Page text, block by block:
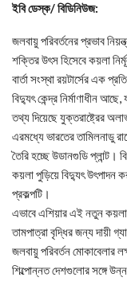
ইবি ডেস্ক/ বিডিনিউজ:
জলবায়ু পরিবর্তনের প্রভাব
শক্তির উৎস হিসেবে কয়লা
বার্তা সংস্থা রয়টার্সের এক
বিদ্যুৎ কেন্দ্র নির্মাণাধীন
তথ্য দিয়েছে যুক্তরাষ্ট্রের
এরমধ্যে ভারতের তামিলনাডু
তৈরি হচ্ছে উডানগুডি প্লান্ট।
কয়লা পুড়িয়ে বিদ্যুৎ উৎপাদন
প্রকল্পটি।
এভাবে এশিয়ার এই নতুন
তামপাত্রা বৃদ্ধির জন্য দায়ী
জলবায়ু পরিবর্তন মোকাবেলার
শিল্পোন্নত দেশগুলোর সঙ্গে